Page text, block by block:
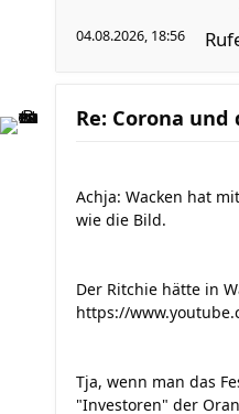
04.08.2026, 18:56
Re: Corona und
Achja: Wacken hat
wie die Bild.
Der Ritchie hätte in
https://
Tja, wenn man das
"Investoren" der